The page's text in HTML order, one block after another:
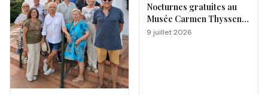
Nocturnes gratuites au
Musée Carmen Thyssen
de Málaga
9 juillet 2026